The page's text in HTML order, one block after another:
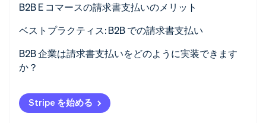
Stripe Sessions 2026
高額請求書
複雑な信用調査
長期支払い規約
追加の管理作業
B2B E コマースの請求書支払いのメリット
支払い意欲の向上とコンバージョン率の向上
顧客満足度
競争上の優位性
ベストプラクティス: B2B での請求書支払い
例 1: 自動クレジットチェックと高速処理
例 2: 長期的な顧客ロイヤルティのための柔軟な請求
書支払い
例 3: 管理者の削減
B2B 企業は請求書支払いをどのように実装できます
か？
Stripe を始める